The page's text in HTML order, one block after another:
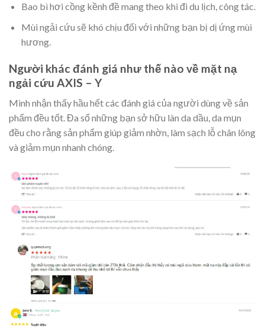
Bao bì hơi cồng kềnh đề mang theo khi đi du lịch, công tác.
Mùi ngải cứu sẽ khó chịu đối với những bạn bị dị ứng mùi
hương.
Người khác đánh giá như thế nào về mặt nạ
ngải cứu AXIS – Y
Mình nhận thấy hầu hết các đánh giá của người dùng về sản
phẩm đều tốt. Đa số những bạn sở hữu làn da dầu, da mụn
đều cho rằng sản phẩm giúp giảm nhờn, làm sạch lỗ chân lông
và giảm mụn nhanh chóng.